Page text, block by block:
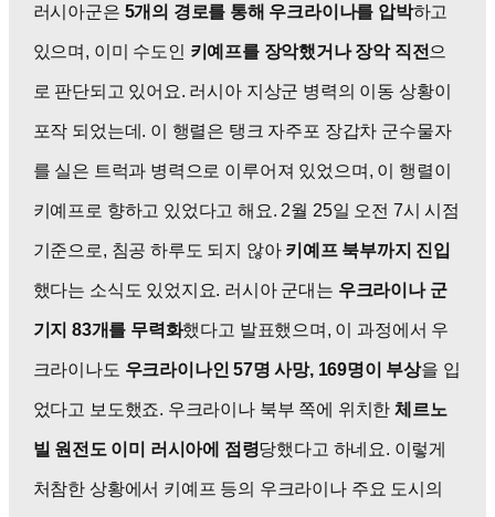
러시아군은 5개의 경로를 통해 우크라이나를 압박하고
있으며, 이미 수도인 키예프를 장악했거나 장악 직전 으
로 판단되고 있어요. 러시아 지상군 병력의 이동 상황이
포작 되었는데. 이 행렬은 탱크 자주포 장갑차 군수물자
를 실은 트럭과 병력으로 이루어져 있었으며, 이 행렬이
키예프로 향하고 있었다고 해요. 2월 25일 오전 7시시점
기준으로, 침공 하루도 되지 않아 키예프 북부까지 진입
했다는 소식도 있었지요. 러시아 군대는 우크라이나 군
기지 83개를 무력화했다고 발표했으며, 이 과정에서 우
크라이나도 우크라이나인 57명 사망, 169명이 부상을 입
었다고 보도했죠. 우크라이나 북부 쪽에 위치한체르노
빌 원전도 이미 러시아에 점령당했다고 하네요. 이렇게
처참한 상황에서 키예프 등의 우크라이나 주요 도시의